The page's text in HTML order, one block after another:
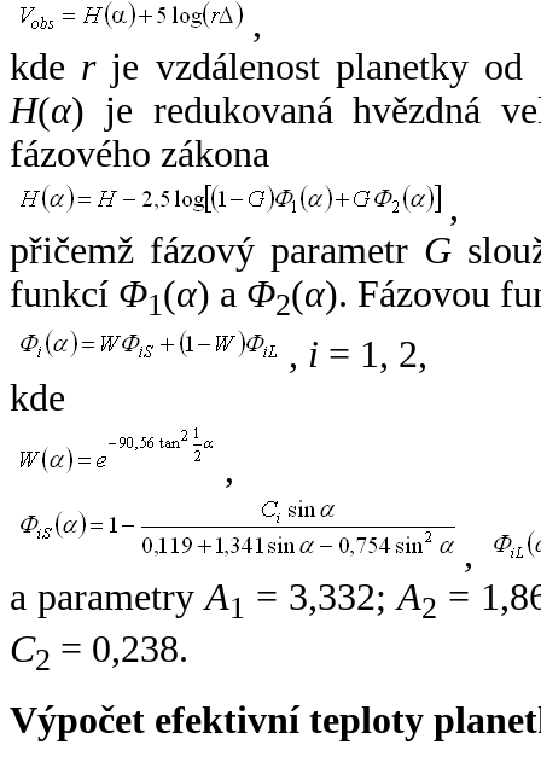
,
kde rje vzdálenost planetky od
H(α) je redukovaná hvězdná
fázového zákona
,
přičemž fázový parametr G
funkcí Φ1(α) a Φ2(α). Fázovou
, i = 1, 2,
kde
,
,
a parametryA1 = 3,332;A2 =
C2 = 0,238.
Výpočet efektivní teploty